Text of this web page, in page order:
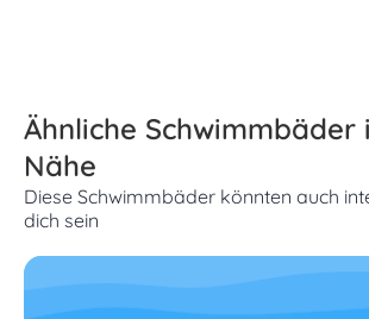
Ähnliche Schwimmbäder
Nähe
Diese Schwimmbäder könnten auch
dich sein